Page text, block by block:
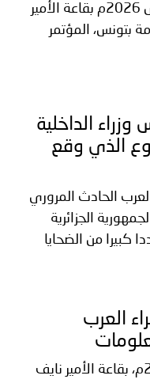
وزراء الداخلية العرب اليوم الأربعاء 5 أغسطس 2026م بقاعة الأمير
بتونس، المؤتمر
الداخلية
الذي وقع
الحادث المروري
الجزائرية
كبيرا من الضحايا
العرب
انطلقت صباح اليوم الخميس 30 يوليو 2026م، بقاعة الأمير نايف